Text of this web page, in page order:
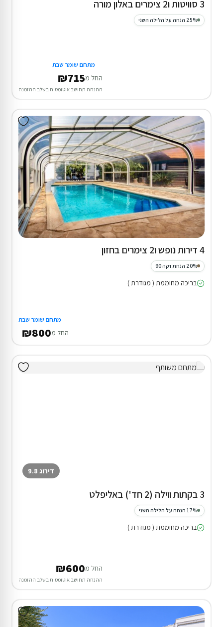
3 סוויטות ו2 צימרים באלון מורה
25% הנחה על הלילה השני
מתחם שומר שבת
החל מ₪715
ההנחה תחושב אוטומטית בשלב ההזמנה
4 דירות נופש ו2 צימרים בחזון
20% הנחת דקה 90
בריכה מחוממת ( מגודרת )
מתחם שומר שבת
החל מ₪800
דירוג 9.8
3 בקתות ווילה (2 חד') באליפלט
17% הנחה על הלילה השני
בריכה מחוממת ( מגודרת )
החל מ₪600
ההנחה תחושב אוטומטית בשלב ההזמנה